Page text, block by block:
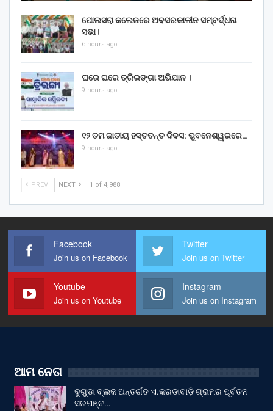
ପୋଲସରା କଲେଜରେ ଅବସରକାଳୀନ ସମ୍ବର୍ଦ୍ଧନା
ସଭା।
6 hours ago
ଘରେ ଘରେ ତ୍ରିରଙ୍ଗା ଅଭିଯାନ ।
9 hours ago
୧୨ ତମ ଜାତୀୟ ହସ୍ତତନ୍ତ ଦିବସ: ଭୁବନେଶ୍ୱରରେ…
9 hours ago
PREV NEXT 1 of 4,988
Facebook
Join us on Facebook
Twitter
Join us on Twitter
Youtube
Join us on Youtube
Instagram
Join us on Instagram
ଆମ ନେତା
ବୁଗୁଡା ବ୍ଲକ ଅନ୍ତର୍ଗତ ଏ.କରଡାବାଡ଼ି ଗ୍ରାମର ପୂର୍ବତନ
ସରପଞ୍ଚ…